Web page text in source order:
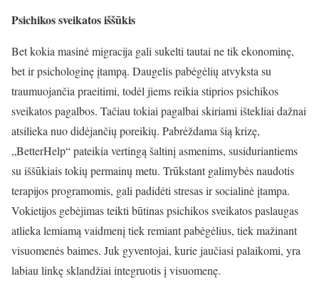
Psichikos sveikatos iššūkis
Bet kokia masinė migracija gali sukelti tautai ne tik ekonominę,
bet ir psichologinę įtampą. Daugelis pabėgėlių atvyksta su
traumuojančia praeitimi, todėl jiems reikia stiprios psichikos
sveikatos pagalbos. Tačiau tokiai pagalbai skiriami ištekliai dažnai
atsilieka nuo didėjančių poreikių. Pabrėždama šią krizę,
„BetterHelp“ pateikia vertingą šaltinį asmenims, susiduriantiems
su iššūkiais tokių permainų metu. Trūkstant galimybės naudotis
terapijos programomis, gali padidėti stresas ir socialinė įtampa.
Vokietijos gebėjimas teikti būtinas psichikos sveikatos paslaugas
atlieka lemiamą vaidmenį tiek remiant pabėgėlius, tiek mažinant
visuomenės baimes. Juk gyventojai, kurie jaučiasi palaikomi, yra
labiau linkę sklandžiai integruotis į visuomenę.